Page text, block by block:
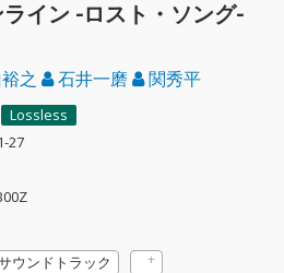
イン -ロスト・ソング-
之 石井一磨 関秀平
Lossless
27
ウンドトラック